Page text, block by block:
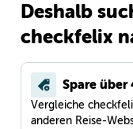
Deshalb
checkfelix
Spare über
Vergleiche
anderen Reise-